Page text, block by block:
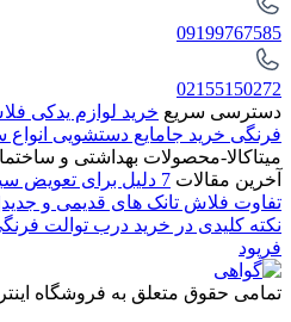
09199767585
02155150272
دسترسی سریع خرید لوازم یدکی
فرنگی خرید جامایع دستشویی
میتاکالا-محصولات بهداشتی و
آخرین مقالات 7 دلیل برای تعویض سیفون در آستانه سال جدید
تفاوت فلاش تانک های قدیمی و
نکته کلیدی در خرید درب توالت
فرپود
تمامی حقوق متعلق به فروشگاه